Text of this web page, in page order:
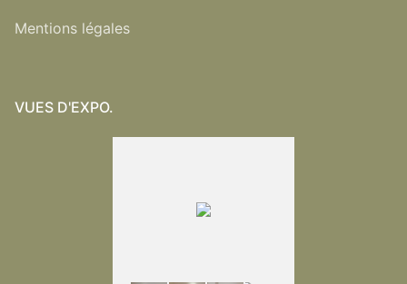
Mentions légales
VUES D'EXPO.